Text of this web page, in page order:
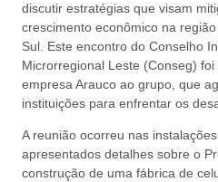
discutir estratégias que visam
crescimento econômico na
Sul. Este encontro do Conselho
Microrregional Leste (Conseg)
empresa Arauco ao grupo, que
instituições para enfrentar os
A reunião ocorreu nas
apresentados detalhes sobre o
construção de uma fábrica de